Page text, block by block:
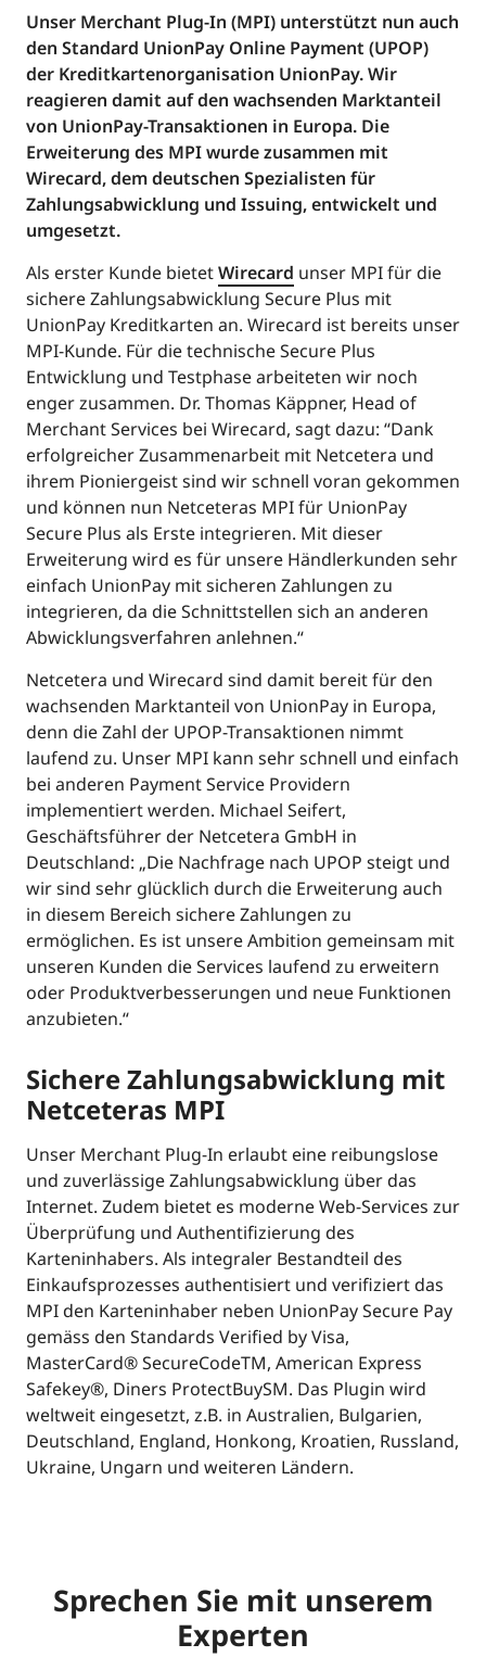
Unser Merchant Plug-In (MPI) unterstützt nun auch
den Standard UnionPay Online Payment (UPOP)
der Kreditkartenorganisation UnionPay. Wir
reagieren damit auf den wachsenden Marktanteil
von UnionPay-Transaktionen in Europa. Die
Erweiterung des MPI wurde zusammen mit
Wirecard, dem deutschen Spezialisten für
Zahlungsabwicklung und Issuing, entwickelt und
umgesetzt.
Als erster Kunde bietetWirecard unser MPI für die
sichere Zahlungsabwicklung Secure Plus mit
UnionPay Kreditkarten an. Wirecard ist bereits unser
MPI-Kunde. Für die technische Secure Plus
Entwicklung und Testphase arbeiteten wir noch
enger zusammen. Dr. Thomas Käppner, Head of
Merchant Services bei Wirecard, sagt dazu: “Dank
erfolgreicher Zusammenarbeit mit Netcetera und
ihrem Pioniergeist sind wir schnell voran gekommen
und können nun Netceteras MPI für UnionPay
Secure Plus als Erste integrieren. Mit dieser
Erweiterung wird es für unsere Händlerkunden sehr
einfach UnionPay mit sicheren Zahlungen zu
integrieren, da die Schnittstellen sich an anderen
Abwicklungsverfahren anlehnen.“
Netcetera und Wirecard sind damit bereit für den
wachsenden Marktanteil von UnionPay in Europa,
denn die Zahl der UPOP-Transaktionen nimmt
laufend zu. Unser MPI kann sehr schnell und einfach
bei anderen Payment Service Providern
implementiert werden. Michael Seifert,
Geschäftsführer der Netcetera GmbH in
Deutschland: „Die Nachfrage nach UPOP steigt und
wir sind sehr glücklich durch die Erweiterung auch
in diesem Bereich sichere Zahlungen zu
ermöglichen. Es ist unsere Ambition gemeinsam mit
unseren Kunden die Services laufend zu erweitern
oder Produktverbesserungen und neue Funktionen
anzubieten.“
Sichere Zahlungsabwicklung mit
Netceteras MPI
Unser Merchant Plug-In erlaubt eine reibungslose
und zuverlässige Zahlungsabwicklung über das
Internet. Zudem bietet es moderne Web-Services zur
Überprüfung und Authentifizierung des
Karteninhabers. Als integraler Bestandteil des
Einkaufsprozesses authentisiert und verifiziert das
MPI den Karteninhaber neben UnionPay Secure Pay
gemäss den Standards Verified by Visa,
MasterCard® SecureCodeTM, American Express
Safekey®, Diners ProtectBuySM. Das Plugin wird
weltweit eingesetzt, z.B. in Australien, Bulgarien,
Deutschland, England, Honkong, Kroatien, Russland,
Ukraine, Ungarn und weiteren Ländern.
Sprechen Sie mit unserem
Experten